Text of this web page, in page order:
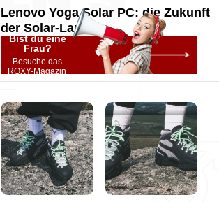
Lenovo Yoga Solar PC: die Zukunft
der Solar-Laptops
Bist du eine
Frau?
Besuche das
ROXY-Magazin